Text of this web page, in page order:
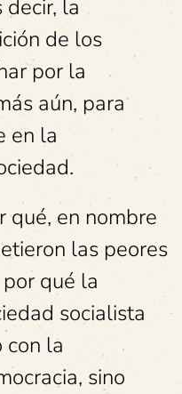
la
de los
por la
aún, para
en la
qué, en nombre
las peores
qué la
socialista
con la
sino